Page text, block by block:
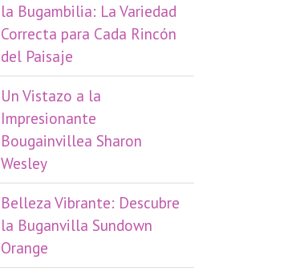
la Bugambilia: La Variedad
Correcta para Cada Rincón
del Paisaje
​Un Vistazo a la
Impresionante
Bougainvillea Sharon
Wesley
Belleza Vibrante: Descubre
la Buganvilla Sundown
Orange